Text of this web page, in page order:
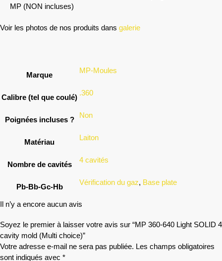
MP (NON incluses)
Voir les photos de nos produits dans galerie
Marque
MP-Moules
Calibre (tel que coulé)
.360
Poignées incluses ?
Non
Matériau
Laiton
Nombre de cavités
4 cavités
Pb-Bb-Gc-Hb
Vérification du gaz, Base plate
Il n’y a encore aucun avis
Soyez le premier à laisser votre avis sur “MP 360-640 Light SOLID 4
cavity mold (Multi choice)”
Votre adresse e-mail ne sera pas publiée. Les champs obligatoires
sont indiqués avec *